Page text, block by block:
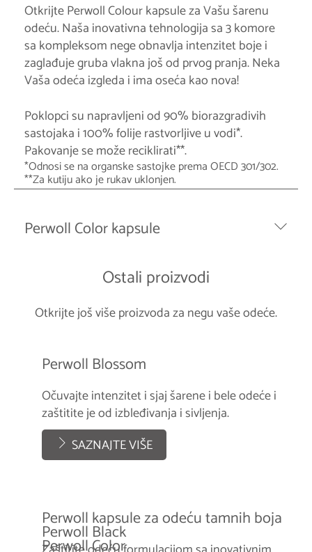
Otkrijte Perwoll Colour kapsule za Vašu šarenu
odeću. Naša inovativna tehnologija sa 3 komore
sa kompleksom nege obnavlja intenzitet boje i
zaglađuje gruba vlakna još od prvog pranja. Neka
Vaša odeća izgleda i ima oseća kao nova!
Poklopci su napravljeni od 90% biorazgradivih
sastojaka i 100% folije rastvorljive u vodi*.
Pakovanje se može reciklirati**.
*Odnosi se na organske sastojke prema OECD 301/302.
**Za kutiju ako je rukav uklonjen.
Perwoll Color kapsule
Ostali proizvodi
Otkrijte još više proizvoda za negu vaše odeće.
Perwoll Blossom
Očuvajte intenzitet i sjaj šarene i bele odeće i
zaštitite je od izbleđivanja i sivljenja.
SAZNAJTE VIŠE
Perwoll kapsule za odeću tamnih boja
Perwoll Black
Perwoll Color